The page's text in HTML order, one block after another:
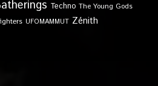
Techno The Young Gods
UFOMAMMUT Zénith